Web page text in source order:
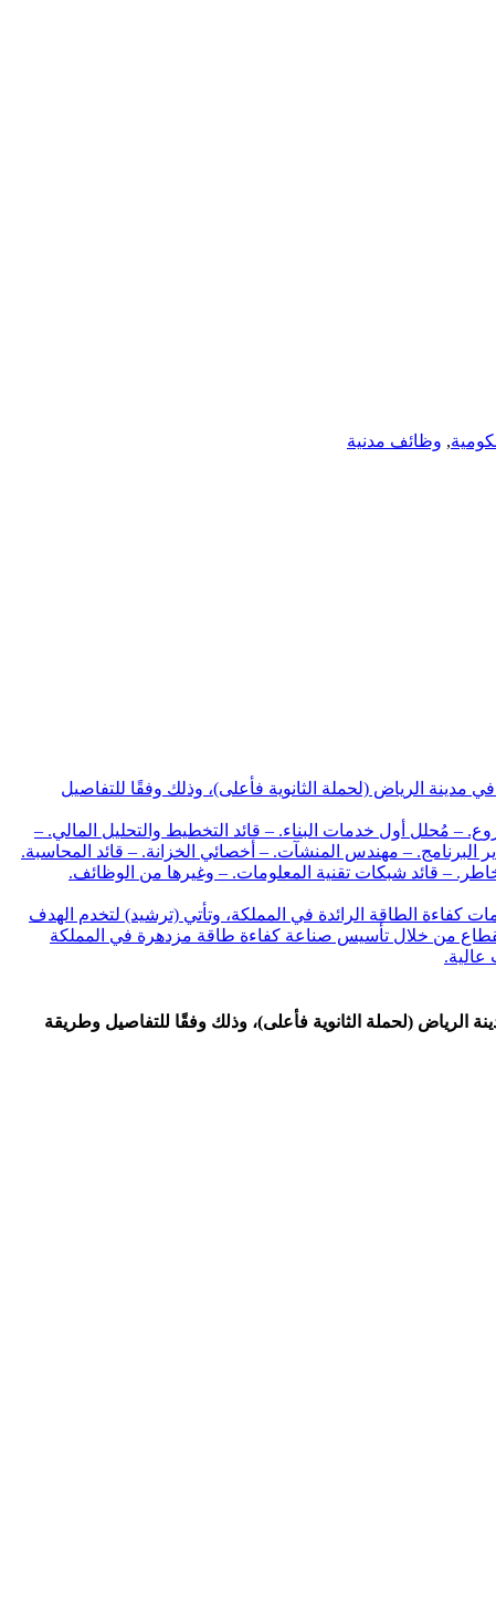
, وظائف مدنية
صندوق الاستثمارات العامة توفر 41 وظيفة شاغرة بعدة مجالات في مدينة الرياض (لحملة الثانوية فأعلى)، وذلك وفقًا للتفاصيل
مُحلل أول خدمات البناء. – قائد التخطيط والتحليل المالي. –
– مهندس المنشآت. – أخصائي الخزانة. – قائد المحاسبة.
– قائد شبكات تقنية المعلومات. – وغيرها من الوظائف.
كفاءة الطاقة (ترشيد) من قبل صندوق الاستثمارات العامة عام 2017 لتكون شركة خدمات كفاءة الطاقة الرائدة في المملكة، وتأتي (ترشيد) لتخدم الهدف
من خلال تأسيس صناعة كفاءة طاقة مزدهرة في المملكة
عالية.
شاغرة بعدة مجالات في مدينة الرياض (لحملة الثانوية فأعلى)، وذلك وفقًا للتفاصيل وطريقة